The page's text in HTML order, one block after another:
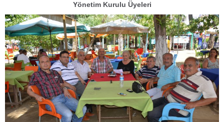
Yönetim Kurulu Üyeleri